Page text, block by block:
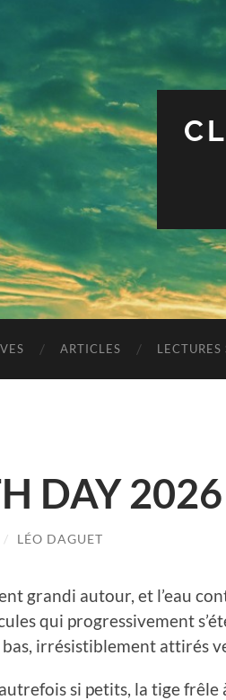
ARTICLES LECTURES
DAY 2026
/ LÉO DAGUET
grandi autour, et l’eau
qui progressivement
irrésistiblement attirés
si petits, la tige